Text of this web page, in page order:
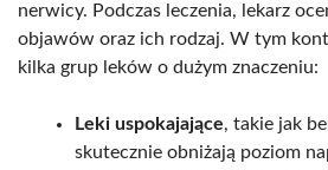
nerwicy. Podczas leczenia, lekarz
objawów oraz ich rodzaj. W tym
kilka grup leków o dużym znaczeniu:
Leki uspokajające, takie jak
skutecznie obniżają poziom